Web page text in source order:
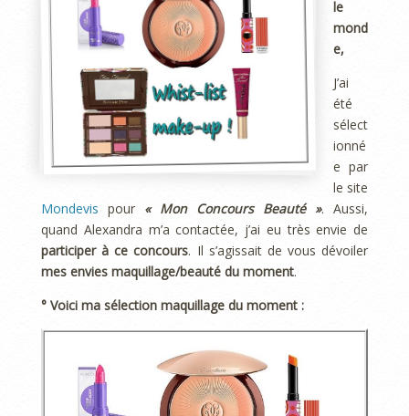
le
mond
e,
J’ai
été
sélect
ionné
e par
le site
Mondevis pour « Mon Concours Beauté ». Aussi,
quand Alexandra m’a contactée, j’ai eu très envie de
participer à ce concours. Il s’agissait de vous dévoiler
mes envies maquillage/beauté du moment.
° Voici ma sélection maquillage du moment :